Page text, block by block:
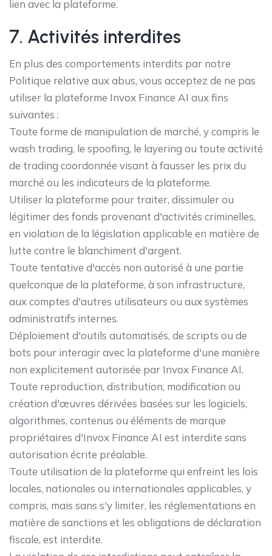
lien avec la plateforme.
7. Activités interdites
En plus des comportements interdits par notre
Politique relative aux abus, vous acceptez de ne pas
utiliser la plateforme Invox Finance AI aux fins
suivantes :
Toute forme de manipulation de marché, y compris le
wash trading, le spoofing, le layering ou toute activité
de trading coordonnée visant à fausser les prix du
marché ou les indicateurs de la plateforme.
Utiliser la plateforme pour traiter, dissimuler ou
légitimer des fonds provenant d'activités criminelles,
en violation de la législation applicable en matière de
lutte contre le blanchiment d'argent.
Toute tentative d'accès non autorisé à une partie
quelconque de la plateforme, à son infrastructure,
aux comptes d'autres utilisateurs ou aux systèmes
administratifs internes.
Déploiement d'outils automatisés, de scripts ou de
bots pour interagir avec la plateforme d'une manière
non explicitement autorisée par Invox Finance AI.
Toute reproduction, distribution, modification ou
création d'œuvres dérivées basées sur les logiciels,
algorithmes, contenus ou éléments de marque
propriétaires d'Invox Finance AI est interdite sans
autorisation écrite préalable.
Toute utilisation de la plateforme qui enfreint les lois
locales, nationales ou internationales applicables, y
compris, mais sans s'y limiter, les réglementations en
matière de sanctions et les obligations de déclaration
fiscale, est interdite.